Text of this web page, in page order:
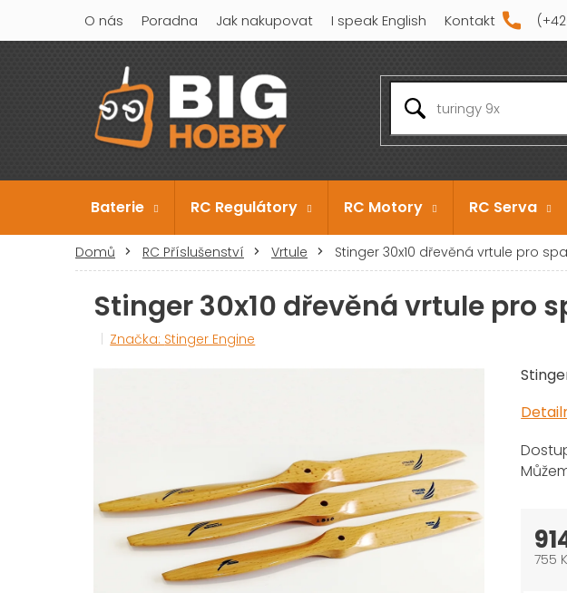
obsah
O nás Poradna Jak nakupovat I speak English Kontakt
Baterie RC Regulátory RC Motory RC Serva
Domů RC Příslušenství Vrtule Stinger 30x10 dřevěná vrtule pro
Stinger 30x10 dřevěná vrtule pro
Značka: Stinger Engine
755